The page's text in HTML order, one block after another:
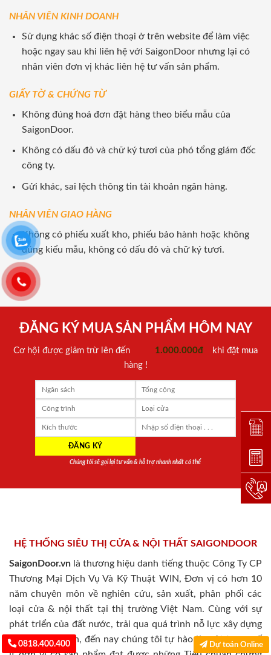
NHÂN VIÊN KINH DOANH
Sử dụng khác số điện thoại ở trên website để làm việc
hoặc ngay sau khi liên hệ với SaigonDoor nhưng lại có
nhân viên đơn vị khác liên hệ tư vấn sản phẩm.
GIẤY TỜ & CHỨNG TỪ
Không đúng hoá đơn đặt hàng theo biểu mẫu của
SaigonDoor.
Không có dấu đỏ và chữ ký tươi của phó tổng giám đốc
công ty.
Gửi khác, sai lệch thông tin tài khoản ngân hàng.
NHÂN VIÊN GIAO HÀNG
Không có phiếu xuất kho, phiếu bảo hành hoặc không
đúng kiểu mẫu, không có dấu đỏ và chữ ký tươi.
ĐĂNG KÝ MUA SẢN PHẨM HÔM NAY
Cơ hội được giảm trừ lên đến 1.000.000đ
khi đặt mua
hàng !
Chúng tôi sẽ gọi lại tư vấn & hỗ trợ nhanh nhất có thể
HỆ THỐNG SIÊU THỊ CỬA & NỘI THẤT SAIGONDOOR
SaigonDoor.vn là thương hiệu danh tiếng thuộc Công Ty CP
Thương Mại Dịch Vụ Và Kỹ Thuật WIN, Đơn vị có hơn 10
năm chuyên môn về nghiên cứu, sản xuất, phân phối các
loại cửa & nội thất tại thị trường Việt Nam. Cùng với sự
phát triển của đất nước, trải qua quá trình nỗ lực xây dựng
và trưởng thành, đến nay chúng tôi tự hào là một trong số
0818.400.400 Dự toán Online
Đặt
Dự